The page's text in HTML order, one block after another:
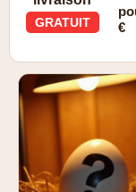
GRATUIT
€